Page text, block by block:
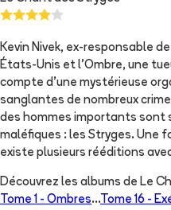
Kevin Nivek, ex-responsable
États-Unis et l'Ombre, une
compte d'une mystérieuse
sanglantes de nombreux
des hommes importants sont
maléfiques : les Stryges. Une
existe plusieurs rééditions
Découvrez les albums de Le
Tome 1 - Ombres...Tome 16 -